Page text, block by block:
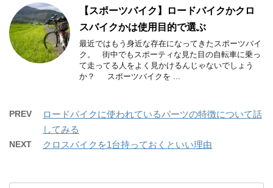
【スポーツバイク】ロードバイクかクロ
スバイクかは使用目的で選ぶ
最近ではもう身近な存在になってきたスポーツバイ
ク。 街中でもスポーティな見た目の自転車に乗っ
て走ってる人をよく見かけるんじゃないでしょう
か？ スポーツバイクを ...
PREV
ロードバイクに使われているパーツの特徴について話
してみる
NEXT クロスバイクを1台持っておくといい理由